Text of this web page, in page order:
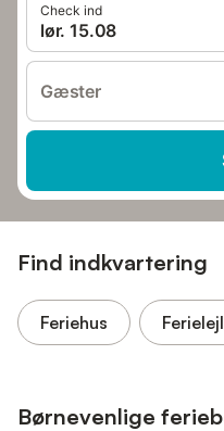
Check ind
lør. 15.08
Gæster
Find indkvartering
Feriehus
Børnevenlige